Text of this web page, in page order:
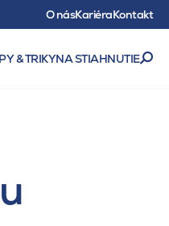
O násKariéraKontakt
& TRIKYNA STIAHNUTIE